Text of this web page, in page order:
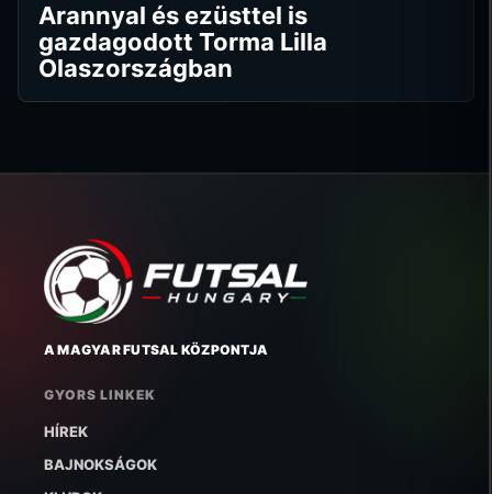
Arannyal és ezüsttel is
gazdagodott Torma Lilla
Olaszországban
A MAGYAR FUTSAL KÖZPONTJA
GYORS LINKEK
HÍREK
BAJNOKSÁGOK